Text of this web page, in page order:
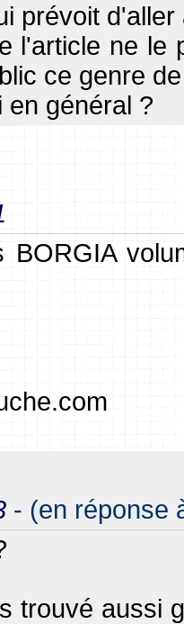
prévoit
l'article ne le
ce genre
en général ?
BORGIA
- (en réponse
trouvé aussi